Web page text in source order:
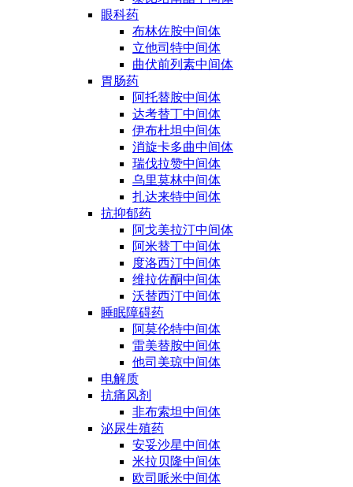
眼科药
布林佐胺中间体
立他司特中间体
曲伏前列素中间体
胃肠药
阿托替胺中间体
达考替丁中间体
伊布杜坦中间体
消旋卡多曲中间体
瑞伐拉赞中间体
乌里莫林中间体
扎达来特中间体
抗抑郁药
阿戈美拉汀中间体
阿米替丁中间体
度洛西汀中间体
维拉佐酮中间体
沃替西汀中间体
睡眠障碍药
阿莫伦特中间体
雷美替胺中间体
他司美琼中间体
电解质
抗痛风剂
非布索坦中间体
泌尿生殖药
安妥沙星中间体
米拉贝隆中间体
欧司哌米中间体